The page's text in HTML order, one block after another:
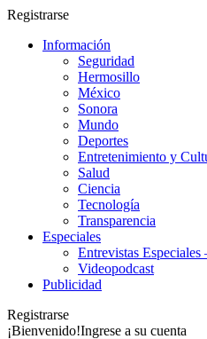
Registrarse
Información
Seguridad
Hermosillo
México
Sonora
Mundo
Deportes
Entretenimiento y
Salud
Ciencia
Tecnología
Transparencia
Especiales
Entrevistas
Videopodcast
Publicidad
Registrarse
¡Bienvenido!Ingrese a su cuenta